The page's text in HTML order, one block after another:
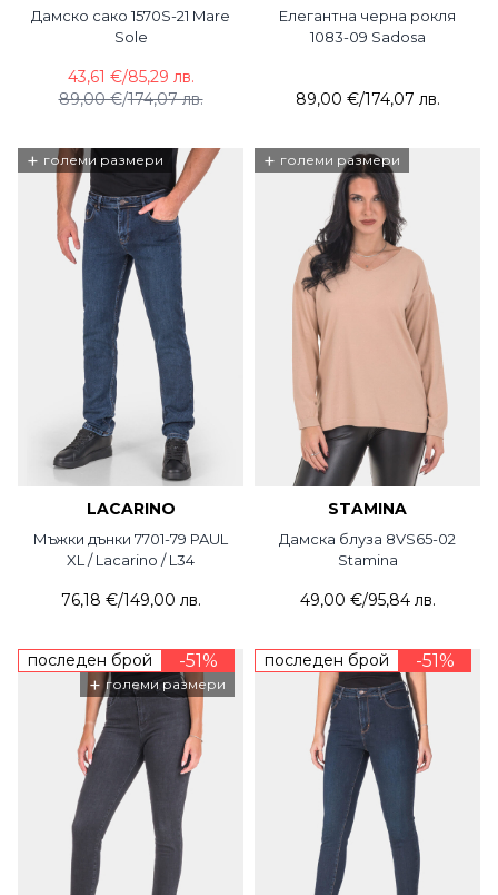
Дамско сако 1570S-21 Mare
Sole
89,00 €/174,07 лв.
43,61 €/85,29 лв.
Елегантна черна рокля
1083-09 Sadosa
89,00 €/174,07 лв.
+ големи размери
LACARINO
Мъжки дънки 7701-79 PAUL
XL / Lacarino / L34
76,18 €/149,00 лв.
+ големи размери
STAMINA
Дамска блуза 8VS65-02
Stamina
49,00 €/95,84 лв.
последен брой -51%
+ големи размери
последен брой -51%